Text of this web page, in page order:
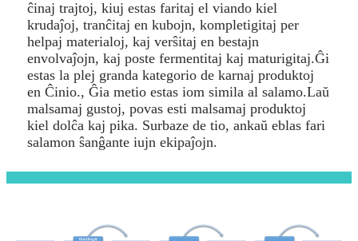
ĉinaj trajtoj, kiuj estas faritaj el viando kiel
krudaĵoj, tranĉitaj en kubojn, kompletigitaj per
helpaj materialoj, kaj verŝitaj en bestajn
envolvaĵojn, kaj poste fermentitaj kaj maturigitaj.Ĝi
estas la plej granda kategorio de karnaj produktoj
en Ĉinio., Ĝia metio estas iom simila al salamo.Laŭ
malsamaj gustoj, povas esti malsamaj produktoj
kiel dolĉa kaj pika. Surbaze de tio, ankaŭ eblas fari
salamon ŝanĝante iujn ekipaĵojn.